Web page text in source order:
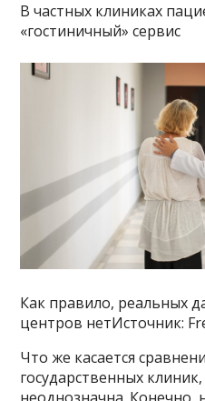
В частных клиниках
«гостиничный» сервис
Как правило, реальных
центров нетИсточник:
Что же касается
государственных